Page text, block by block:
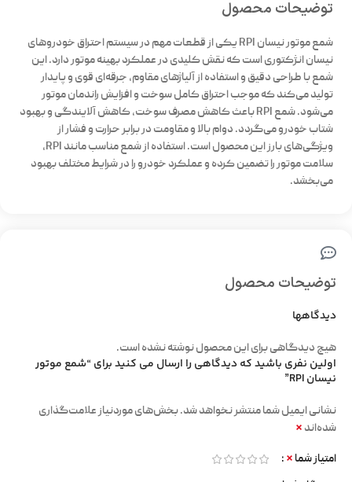
توضیحات محصول
شمع موتور نیسان RPI یکی از قطعات مهم در سیستم احتراق خودروهای
نیسان انژکتوری است که نقش کلیدی در عملکرد بهینه موتور دارد. این
شمع با طراحی دقیق و استفاده از آلیاژهای مقاوم، جرقه‌ای قوی و پایدار
تولید می‌کند که موجب احتراق کامل سوخت و افزایش راندمان موتور
می‌شود. شمع RPI باعث کاهش مصرف سوخت، کاهش آلایندگی و بهبود
شتاب خودرو می‌گردد. دوام بالا و مقاومت در برابر حرارت و فشار از
ویژگی‌های بارز این محصول است. استفاده از شمع مناسب مانند RPI،
سلامت موتور را تضمین کرده و عملکرد خودرو را در شرایط مختلف بهبود
می‌بخشد.
توضیحات محصول
دیدگاهها
هیچ دیدگاهی برای این محصول نوشته نشده است.
اولین نفری باشید که دیدگاهی را ارسال می کنید برای “شمع موتور
نیسان RPI”
نشانی ایمیل شما منتشر نخواهد شد.بخش‌های موردنیاز علامت‌گذاری
شده‌اند *
امتیاز شما *